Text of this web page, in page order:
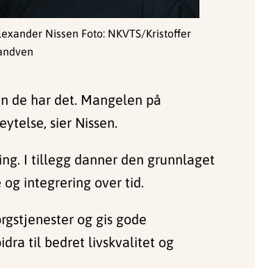
Nissen Foto: NKVTS/Kristoffer
de har det. Mangelen på
sier Nissen.
I tillegg danner den grunnlaget
og integrering over tid.
og gis gode
til bedret livskvalitet og